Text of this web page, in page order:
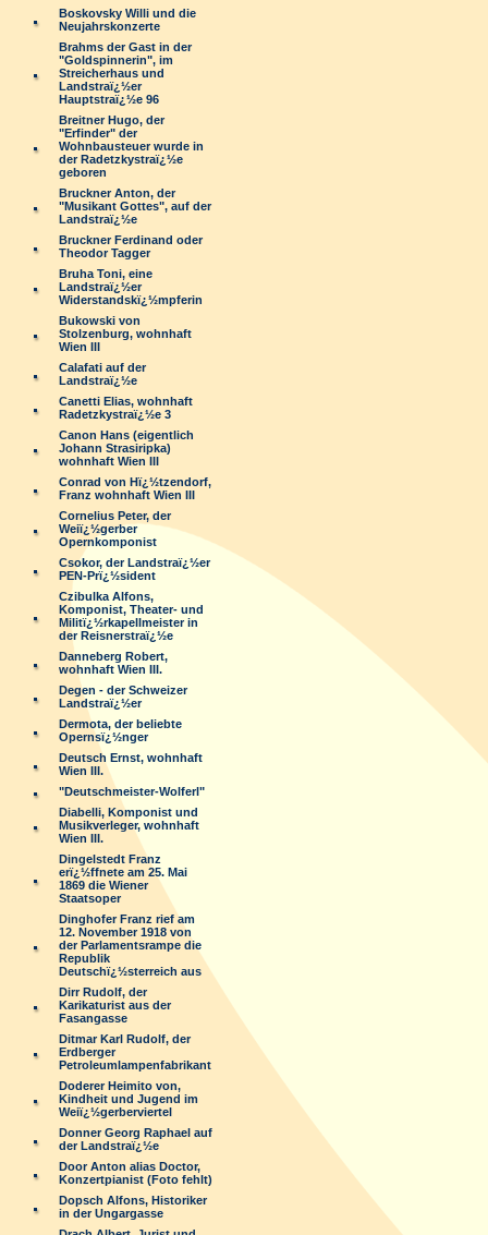
Boskovsky Willi und die
Neujahrskonzerte
Brahms der Gast in der
"Goldspinnerin", im
Streicherhaus und
Landstraï¿½er
Hauptstraï¿½e 96
Breitner Hugo, der
"Erfinder" der
Wohnbausteuer wurde in
der Radetzkystraï¿½e
geboren
Bruckner Anton, der
"Musikant Gottes", auf der
Landstraï¿½e
Bruckner Ferdinand oder
Theodor Tagger
Bruha Toni, eine
Landstraï¿½er
Widerstandskï¿½mpferin
Bukowski von
Stolzenburg, wohnhaft
Wien III
Calafati auf der
Landstraï¿½e
Canetti Elias, wohnhaft
Radetzkystraï¿½e 3
Canon Hans (eigentlich
Johann Strasiripka)
wohnhaft Wien III
Conrad von Hï¿½tzendorf,
Franz wohnhaft Wien III
Cornelius Peter, der
Weiï¿½gerber
Opernkomponist
Csokor, der Landstraï¿½er
PEN-Prï¿½sident
Czibulka Alfons,
Komponist, Theater- und
Militï¿½rkapellmeister in
der Reisnerstraï¿½e
Danneberg Robert,
wohnhaft Wien III.
Degen - der Schweizer
Landstraï¿½er
Dermota, der beliebte
Opernsï¿½nger
Deutsch Ernst, wohnhaft
Wien III.
"Deutschmeister-Wolferl"
Diabelli, Komponist und
Musikverleger, wohnhaft
Wien III.
Dingelstedt Franz
erï¿½ffnete am 25. Mai
1869 die Wiener
Staatsoper
Dinghofer Franz rief am
12. November 1918 von
der Parlamentsrampe die
Republik
Deutschï¿½sterreich aus
Dirr Rudolf, der
Karikaturist aus der
Fasangasse
Ditmar Karl Rudolf, der
Erdberger
Petroleumlampenfabrikant
Doderer Heimito von,
Kindheit und Jugend im
Weiï¿½gerberviertel
Donner Georg Raphael auf
der Landstraï¿½e
Door Anton alias Doctor,
Konzertpianist (Foto fehlt)
Dopsch Alfons, Historiker
in der Ungargasse